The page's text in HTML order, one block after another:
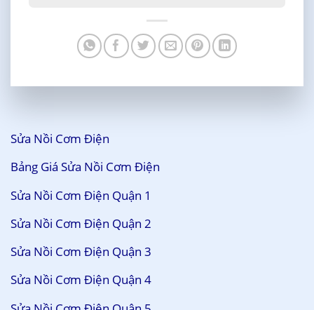
Sửa Nồi Cơm Điện
Bảng Giá Sửa Nồi Cơm Điện
Sửa Nồi Cơm Điện Quận 1
Sửa Nồi Cơm Điện Quận 2
Sửa Nồi Cơm Điện Quận 3
Sửa Nồi Cơm Điện Quận 4